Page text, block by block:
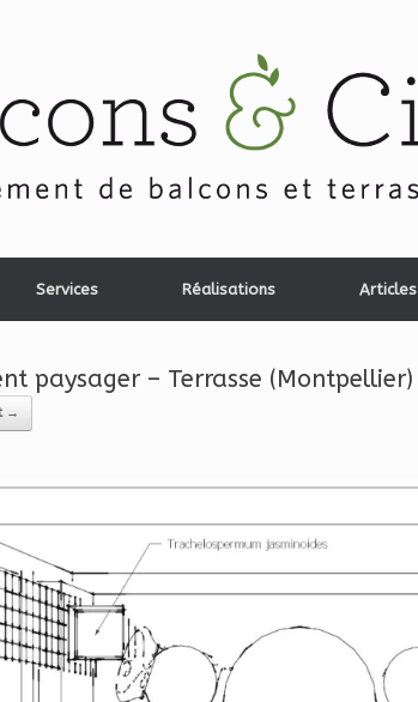
Services Réalisations Articles
paysager – Terrasse (Montpellier)
→